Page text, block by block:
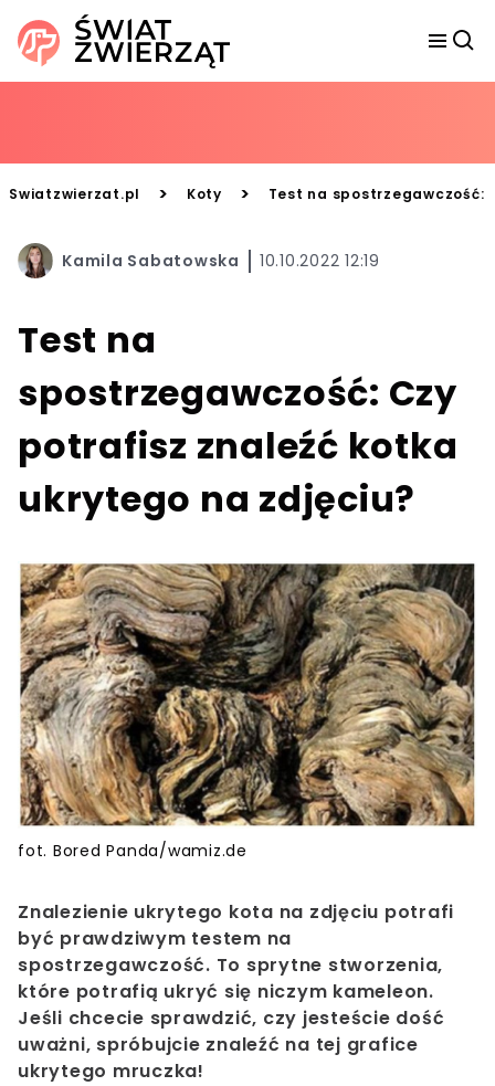
Swiatzwierzat.pl > Koty > Test na spostrzegawczość:
Kamila Sabatowska 10.10.2022 12:19
Test na
spostrzegawczość: Czy
potrafisz znaleźć kotka
ukrytego na zdjęciu?
fot. Bored Panda/wamiz.de
Znalezienie ukrytego kota na zdjęciu potrafi
być prawdziwym testem na
spostrzegawczość. To sprytne stworzenia,
które potrafią ukryć się niczym kameleon.
Jeśli chcecie sprawdzić, czy jesteście dość
uważni, spróbujcie znaleźć na tej grafice
ukrytego mruczka!